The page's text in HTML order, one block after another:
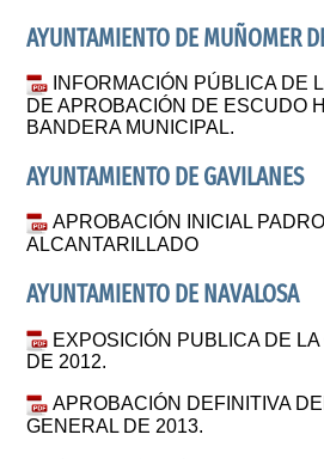
AYUNTAMIENTO DE MUÑOMER
INFORMACIÓN PÚBLICA DE
DE APROBACIÓN DE ESCUDO
BANDERA MUNICIPAL.
AYUNTAMIENTO DE GAVILANES
APROBACIÓN INICIAL
ALCANTARILLADO
AYUNTAMIENTO DE NAVALOSA
EXPOSICIÓN PUBLICA DE
DE 2012.
APROBACIÓN DEFINITIVA
GENERAL DE 2013.